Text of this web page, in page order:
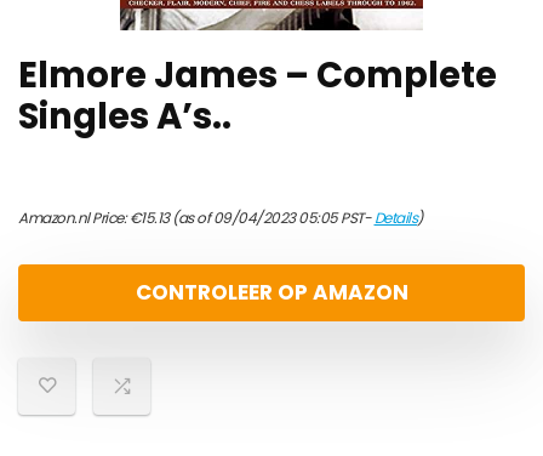
Elmore James – Complete
Singles A’s..
Amazon.nl Price:€15.13(as of 09/04/2023 05:05 PST-Details)
CONTROLEER OP AMAZON